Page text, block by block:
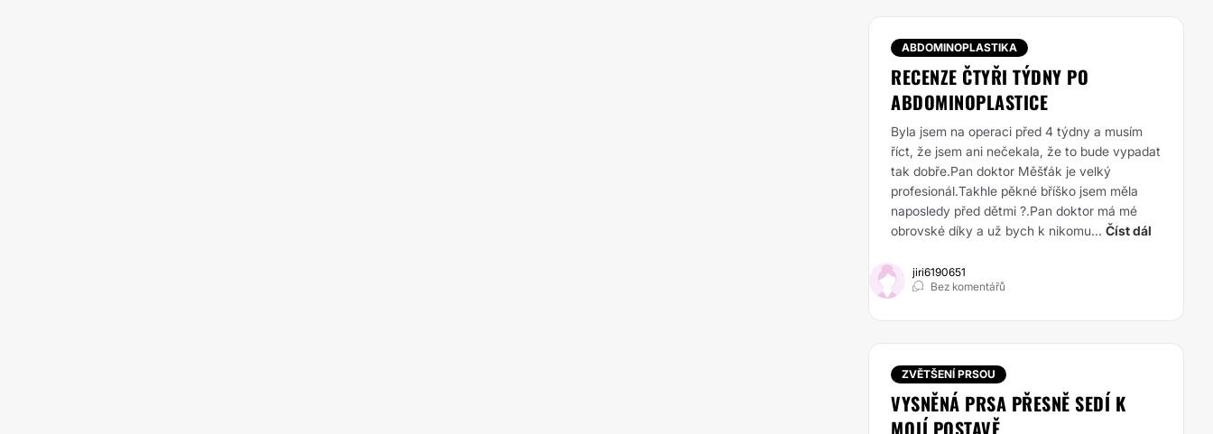
ABDOMINOPLASTIKA
RECENZE ČTYŘI TÝDNY PO
ABDOMINOPLASTICE
Byla jsem na operaci před 4 týdny a musím
říct, že jsem ani nečekala, že to bude vypadat
tak dobře.Pan doktor Měšťák je velký
profesionál.Takhle pěkné bříško jsem měla
naposledy před dětmi ?.Pan doktor má mé
obrovské díky a už bych k nikomu... Číst dál
jiri6190651
Bez komentářů
ZVĚTŠENÍ PRSOU
VYSNĚNÁ PRSA PŘESNĚ SEDÍ K
MOJÍ POSTAVĚ